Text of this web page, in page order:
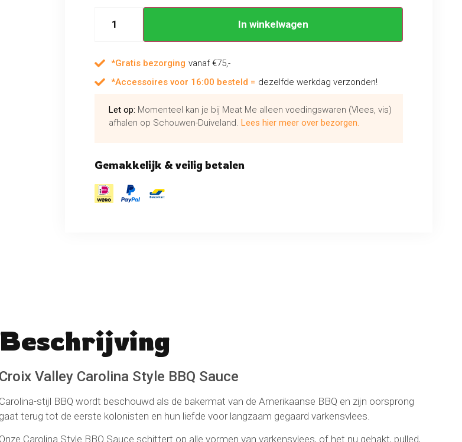
In winkelwagen
*Gratis bezorging vanaf €75,-
*Accessoires voor 16:00 besteld = dezelfde werkdag verzonden!
Let op: Momenteel kan je bij Meat Me alleen voedingswaren (Vlees, vis)
afhalen op Schouwen-Duiveland. Lees hier meer over bezorgen.
Gemakkelijk & veilig betalen
Beschrijving
Croix Valley Carolina Style BBQ Sauce
Carolina-stijl BBQ wordt beschouwd als de bakermat van de Amerikaanse BBQ en zijn oorsprong
gaat terug tot de eerste kolonisten en hun liefde voor langzaam gegaard varkensvlees.
Onze Carolina Style BBQ Sauce schittert op alle vormen van varkensvlees, of het nu gehakt, pulled,
No reviews found Schrijf een beoordeling